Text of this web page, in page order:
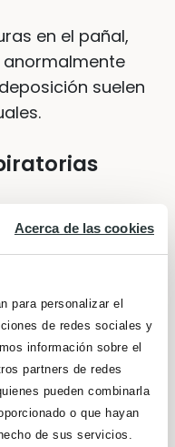
Acerca de las cookies
para personalizar el
de redes sociales y
información sobre el
partners de redes
pueden combinarla
o que hayan
de sus servicios.
en el pañal,
suelen
desarrollando
comunes en
los catarros
o las
serias y
específico